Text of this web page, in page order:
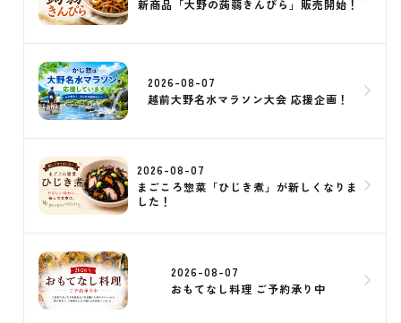
新商品「大野の蒟蒻きんぴら」販売開始！
2026-08-07
越前大野名水マラソン大会 応援企画！
2026-08-07
まごころ惣菜「ひじき煮」が新しくなりま
した！
2026-08-07
おもてなし料理 ご予約承り中